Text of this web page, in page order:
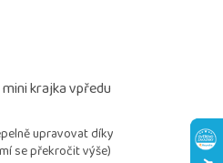
mini krajka vpředu
upravovat díky
se překročit výše)